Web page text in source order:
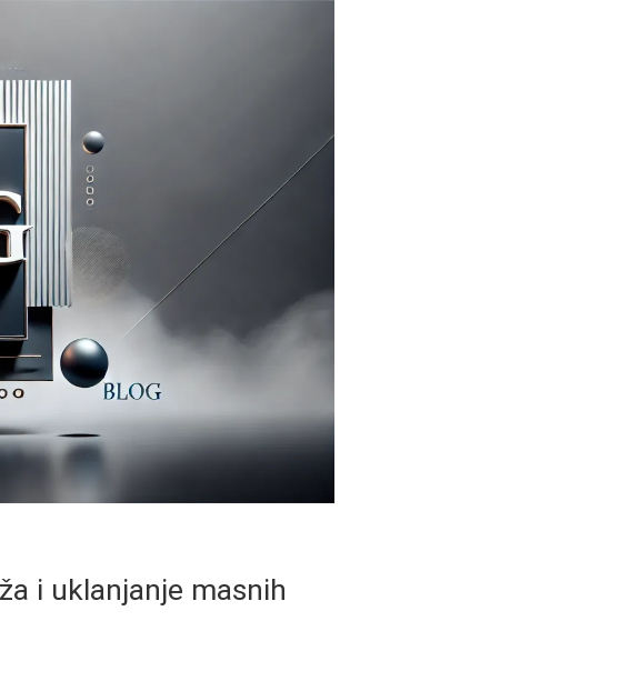
i uklanjanje masnih